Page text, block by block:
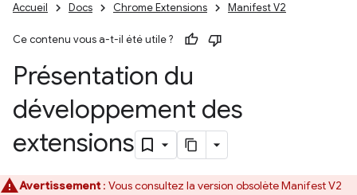
Accueil Docs Chrome Extensions Manifest V2
Ce contenu vous a-t-il été utile ?
Présentation du
développement des
extensions
Avertissement: Vous consultez la version obsolète Manifest V2